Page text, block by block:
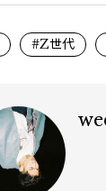
#Z世代